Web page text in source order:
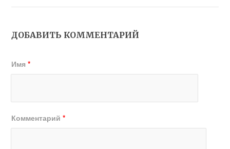
ДОБАВИТЬ КОММЕНТАРИЙ
Имя*
Комментарий*